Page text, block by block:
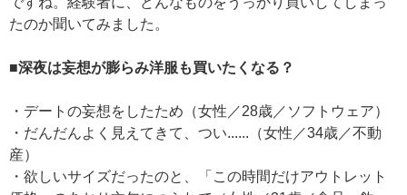
たのか聞いてみました。
■深夜は妄想が膨らみ洋服も買いたくなる？
・デートの妄想をしたため（女性／28歳／ソフトウェア）
・だんだんよく見えてきて、つい......（女性／34歳／不動
産）
・欲しいサイズだったのと、「この時間だけアウトレット